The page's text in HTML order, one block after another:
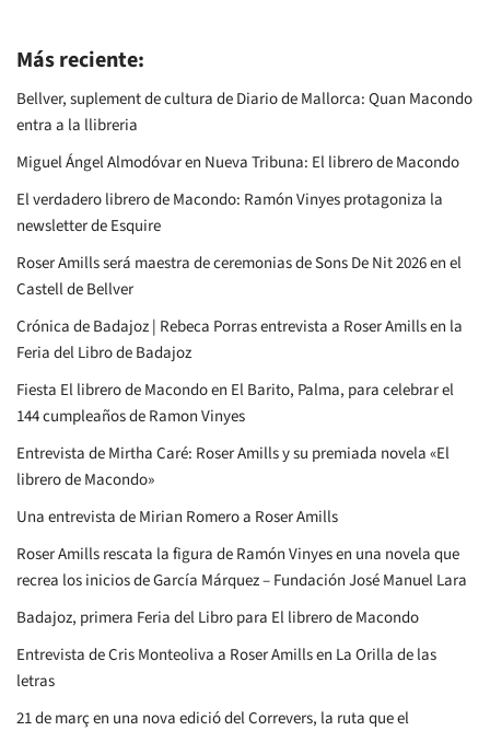
Más reciente:
Bellver, suplement de cultura de Diario de Mallorca: Quan Macondo
entra a la llibreria
Miguel Ángel Almodóvar en Nueva Tribuna: El librero de Macondo
El verdadero librero de Macondo: Ramón Vinyes protagoniza la
newsletter de Esquire
Roser Amills será maestra de ceremonias de Sons De Nit 2026 en el
Castell de Bellver
Crónica de Badajoz | Rebeca Porras entrevista a Roser Amills en la
Feria del Libro de Badajoz
Fiesta El librero de Macondo en El Barito, Palma, para celebrar el
144 cumpleaños de Ramon Vinyes
Entrevista de Mirtha Caré: Roser Amills y su premiada novela «El
librero de Macondo»
Una entrevista de Mirian Romero a Roser Amills
Roser Amills rescata la figura de Ramón Vinyes en una novela que
recrea los inicios de García Márquez – Fundación José Manuel Lara
Badajoz, primera Feria del Libro para El librero de Macondo
Entrevista de Cris Monteoliva a Roser Amills en La Orilla de las
letras
21 de març en una nova edició del Correvers, la ruta que el